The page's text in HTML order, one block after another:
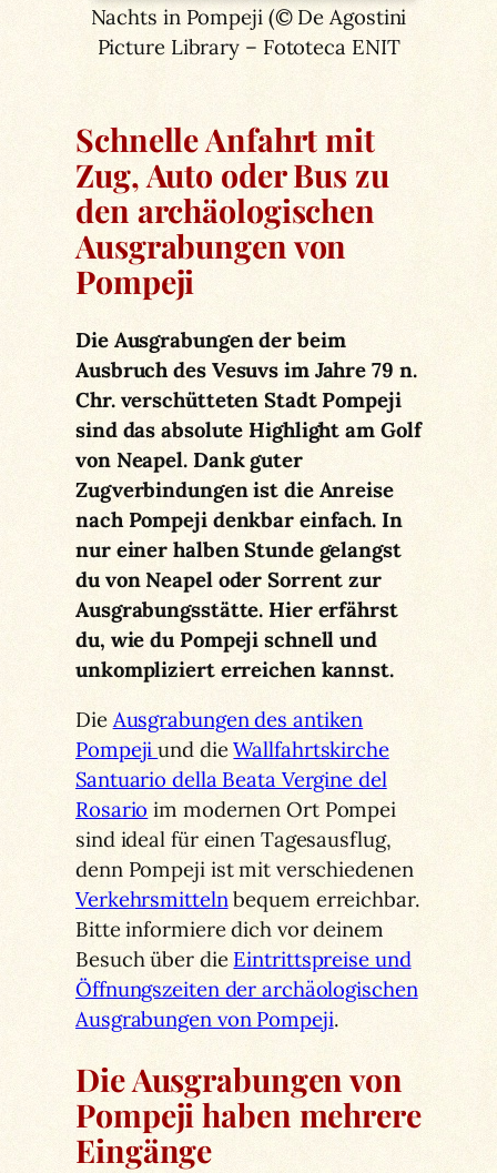
Nachts in Pompeji (© De Agostini
Picture Library – Fototeca ENIT
Schnelle Anfahrt mit
Zug, Auto oder Bus zu
den archäologischen
Ausgrabungen von
Pompeji
Die Ausgrabungen der beim
Ausbruch des Vesuvs im Jahre 79 n.
Chr. verschütteten Stadt Pompeji
sind das absolute Highlight am Golf
von Neapel. Dank guter
Zugverbindungen ist die Anreise
nach Pompeji denkbar einfach. In
nur einer halben Stunde gelangst
du von Neapel oder Sorrent zur
Ausgrabungsstätte. Hier erfährst
du, wie du Pompeji schnell und
unkompliziert erreichen kannst.
DieAusgrabungen des antiken
Pompejiund dieWallfahrtskirche
Santuario della Beata Vergine del
Rosario im modernen Ort Pompei
sind ideal für einen Tagesausflug,
denn Pompeji ist mit verschiedenen
Verkehrsmittelnbequem erreichbar.
Bitte informiere dich vor deinem
Besuch über die Eintrittspreise und
Öffnungszeiten der archäologischen
Ausgrabungen von Pompeji.
Die Ausgrabungen von
Pompeji haben mehrere
Eingänge